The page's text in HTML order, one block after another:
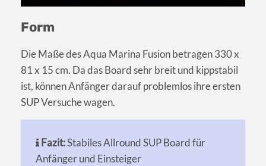
Form
Die Maße des Aqua Marina Fusion betragen 330 x
81 x 15 cm. Da das Board sehr breit und kippstabil
ist, können Anfänger darauf problemlos ihre ersten
SUP Versuche wagen.
Fazit:Stabiles Allround SUP Board für
Anfänger und Einsteiger